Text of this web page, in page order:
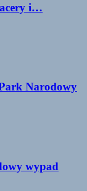
i…
Park Narodowy
wypad